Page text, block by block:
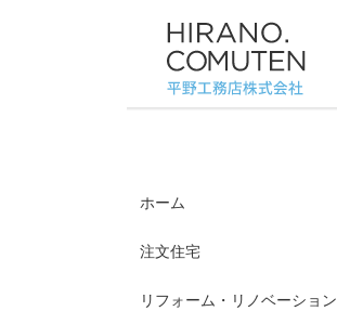
ホーム
注文住宅
リフォーム・リノベーション